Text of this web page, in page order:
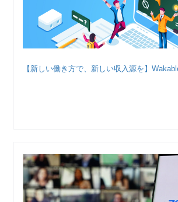
【新しい働き方で、新しい収入源を】